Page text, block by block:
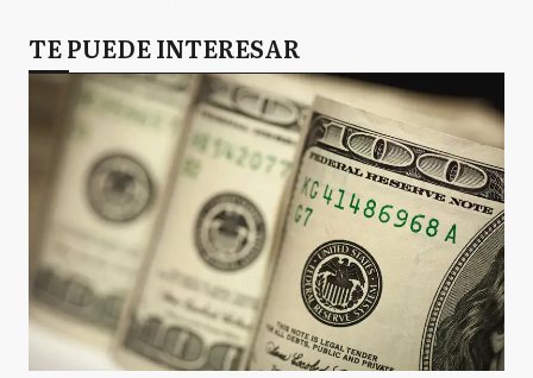
TE PUEDE INTERESAR